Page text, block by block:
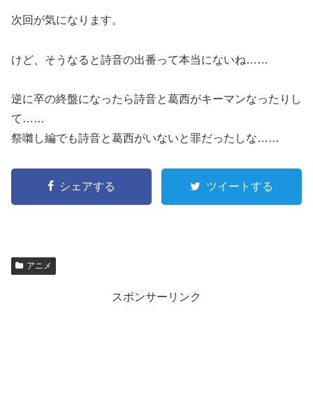
次回が気になります。
けど、そうなると詩音の出番って本当にないね……
逆に卒の終盤になったら詩音と葛西がキーマンなったりし
て……
祭囃し編でも詩音と葛西がいないと罪だったしな……
シェアする ツイートする
アニメ
スポンサーリンク